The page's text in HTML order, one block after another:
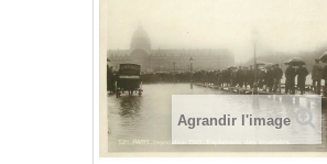
Agrandir l'image